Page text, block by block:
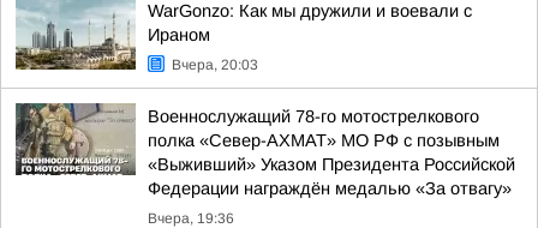
WarGonzo: Как мы дружили и воевали с
Ираном
Вчера, 20:03
Военнослужащий 78-го мотострелкового
полка «Север-АХМАТ» МО РФ с позывным
«Выживший» Указом Президента Российской
Федерации награждён медалью «За отвагу»
Вчера, 19:36